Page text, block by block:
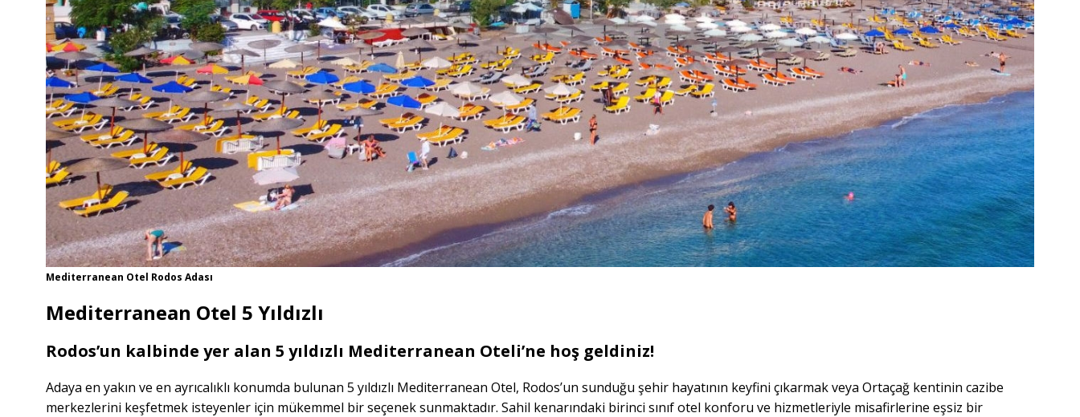
Mediterranean Otel Rodos Adası
Mediterranean Otel 5 Yıldızlı
Rodos’un kalbinde yer alan 5 yıldızlı Mediterranean Oteli’ne hoş geldiniz!
Adaya en yakın ve en ayrıcalıklı konumda bulunan 5 yıldızlı Mediterranean Otel, Rodos’un sunduğu şehir hayatının keyfini çıkarmak veya Ortaçağ kentinin cazibe
merkezlerini keşfetmek isteyenler için mükemmel bir seçenek sunmaktadır. Sahil kenarındaki birinci sınıf otel konforu ve hizmetleriyle misafirlerine eşsiz bir